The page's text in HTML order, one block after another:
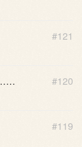
#121
#120
……
#119